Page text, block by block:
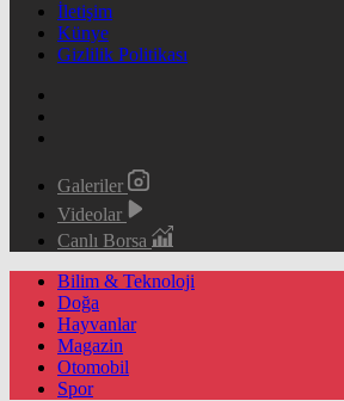
İletişim
Künye
Gizlilik Politikası
Galeriler
Videolar
Canlı Borsa
Bilim & Teknoloji
Doğa
Hayvanlar
Magazin
Otomobil
Spor